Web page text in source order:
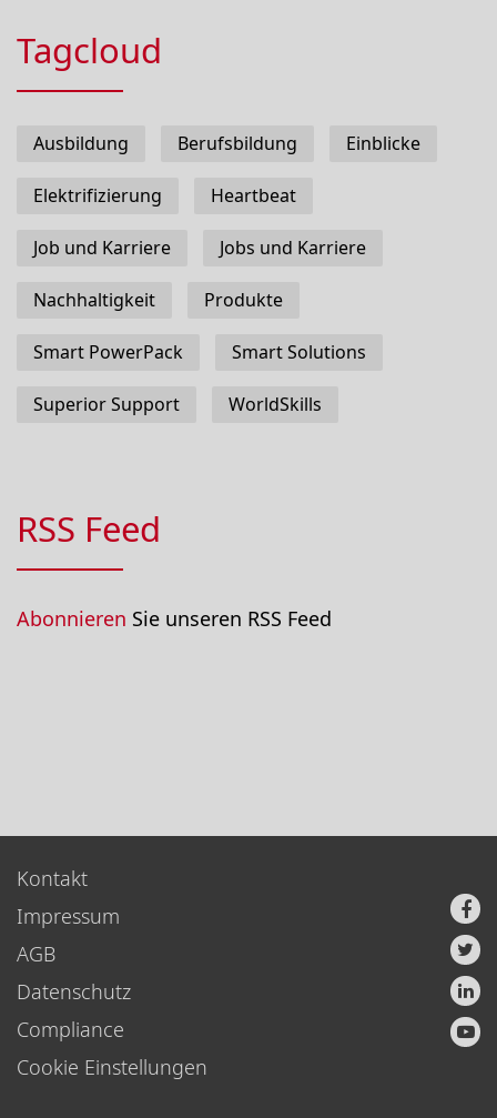
Tagcloud
Ausbildung Berufsbildung Einblicke
Elektrifizierung Heartbeat
Job und Karriere Jobs und Karriere
Nachhaltigkeit Produkte
Smart PowerPack Smart Solutions
Superior Support WorldSkills
RSS Feed
Abonnieren Sie unseren RSS Feed
Kontakt
Impressum
AGB
Datenschutz
Compliance
Cookie Einstellungen